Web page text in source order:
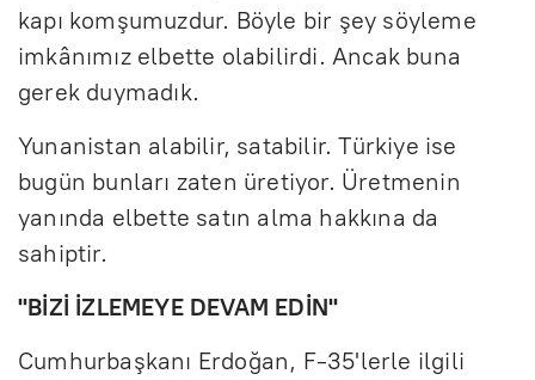
kapı komşumuzdur. Böyle bir şey söyleme
imkânımız elbette olabilirdi. Ancak buna
gerek duymadık.
Yunanistan alabilir, satabilir. Türkiye ise
bugün bunları zaten üretiyor. Üretmenin
yanında elbette satın alma hakkına da
sahiptir.
"BİZİ İZLEMEYE DEVAM EDİN"
Cumhurbaşkanı Erdoğan, F-35'lerle ilgili